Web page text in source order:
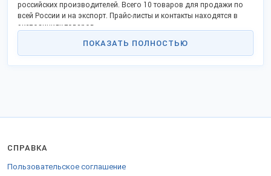
российских производителей. Всего 10 товаров для продажи по
всей России и на экспорт. Прайс-листы и контакты находятся в
экспозициях товаров.
ПОКАЗАТЬ ПОЛНОСТЬЮ
СПРАВКА
Пользовательское соглашение